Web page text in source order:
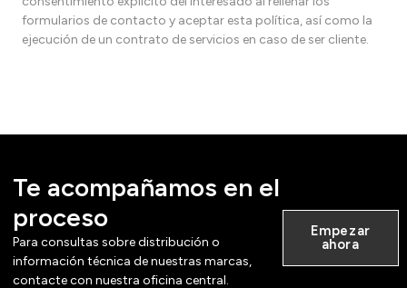
formularios de contacto y aceptar esta política, así como la
ejecución de un contrato de servicios en caso de ser cliente.
Te acompañamos en el
proceso
Para consultas sobre distribución o
información técnica de nuestras marcas,
contacte con nuestra oficina central.
Empezar
ahora